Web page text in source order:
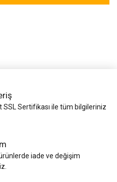
Sertifikası ile tüm bilgileriniz
iade ve değişim